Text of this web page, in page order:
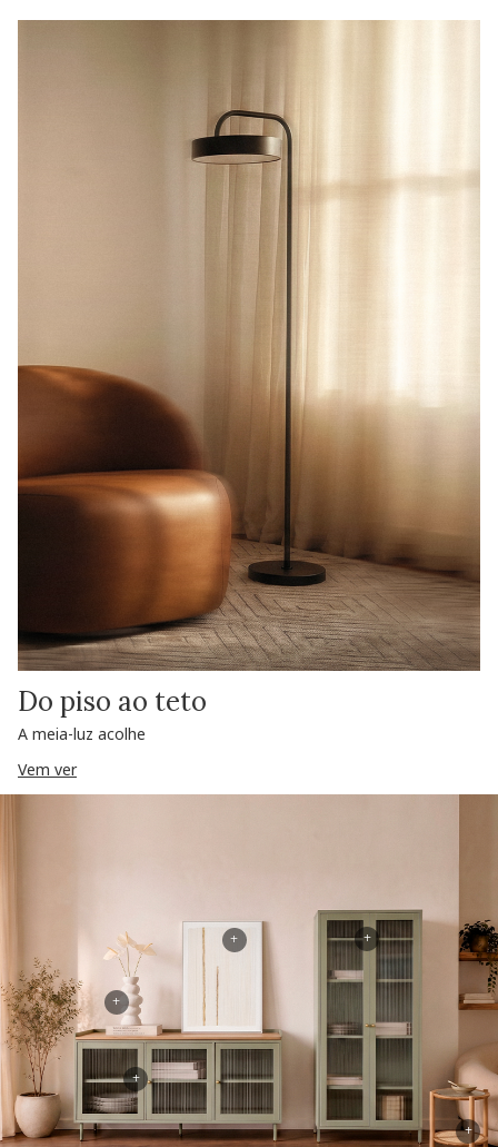
Do piso ao teto
A meia-luz acolhe
Vem ver
+
+
+
+
+